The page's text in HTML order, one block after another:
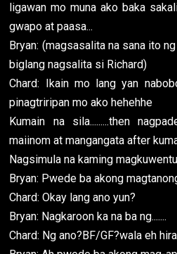
ligawan mo muna ako baka
gwapo at paasa...
Bryan: (magsasalita na sana ito
biglang nagsalita si Richard)
Chard: Ikain mo lang yan
pinagtriripan mo ako hehehhe
Kumain na sila.........then
maiinom at mangangata after
Nagsimula na kaming
Bryan: Pwede ba akong
Chard: Okay lang ano yun?
Bryan: Nagkaroon ka na ba ng.......
Chard: Ng ano?BF/GF?wala eh